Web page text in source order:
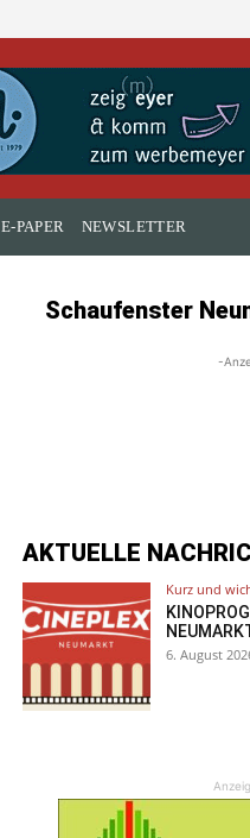
E-PAPER NEWSLETTER
Schaufenster
-
AKTUELLE
Kurz und
6. August